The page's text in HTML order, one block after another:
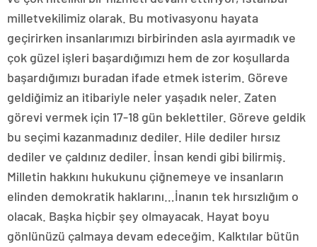
milletvekilimiz olarak. Bu motivasyonu hayata
geçirirken insanlarımızı birbirinden asla ayırmadık ve
çok güzel işleri başardığımızı hem de zor koşullarda
başardığımızı buradan ifade etmek isterim. Göreve
geldiğimiz an itibariyle neler yaşadık neler. Zaten
görevi vermek için 17-18 gün beklettiler. Göreve geldik
bu seçimi kazanmadınız dediler. Hile dediler hırsız
dediler ve çaldınız dediler. İnsan kendi gibi bilirmiş.
Milletin hakkını hukukunu çiğnemeye ve insanların
elinden demokratik haklarını…İnanın tek hırsızlığım o
olacak. Başka hiçbir şey olmayacak. Hayat boyu
gönlünüzü çalmaya devam edeceğim. Kalktılar bütün